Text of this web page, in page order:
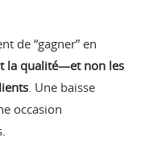
de “gagner” en
la qualité—et non les
. Une baisse
occasion